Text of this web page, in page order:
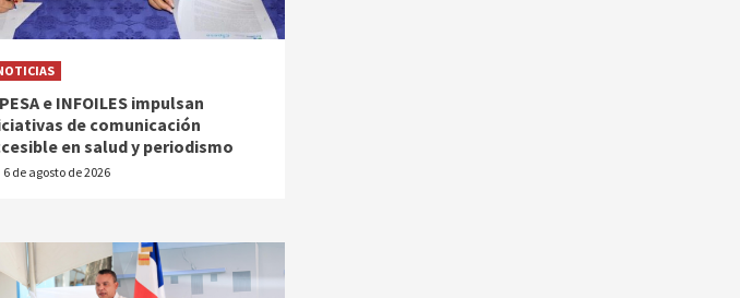
e INFOILES impulsan
de comunicación
en salud y periodismo
6 de agosto de 2026